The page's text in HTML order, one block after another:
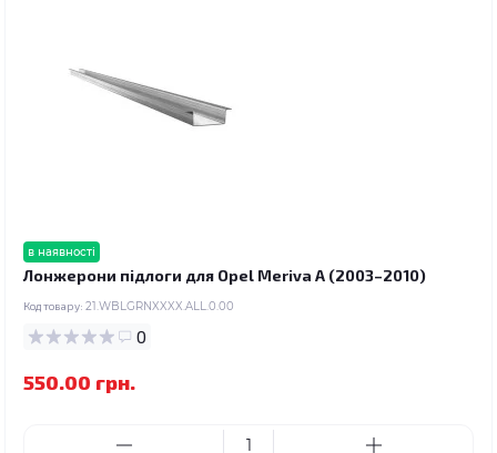
в наявності
Лонжерони підлоги для Opel Meriva A (2003–2010)
Код товару: 21.WBLGRNXXXX.ALL.0.00
0
550.00 грн.